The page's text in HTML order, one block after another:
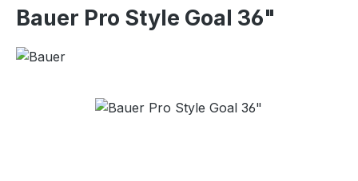
Bauer Pro Style Goal 36"
Bildergalerie überspringen